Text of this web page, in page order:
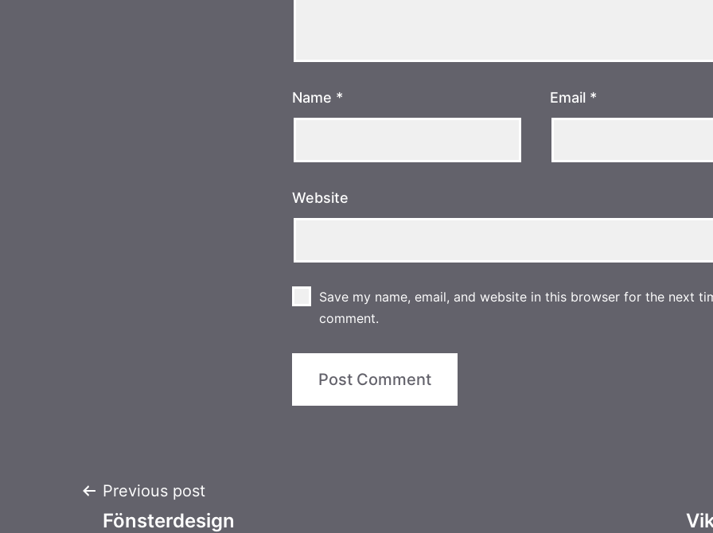
Name * Email *
Website
Save my name, email, and website in this browser for the next
comment.
Post
Previous post
Fönsterdesign